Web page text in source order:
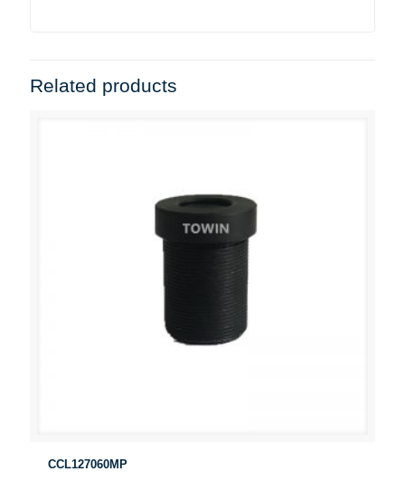
Related products
CCL127060MP